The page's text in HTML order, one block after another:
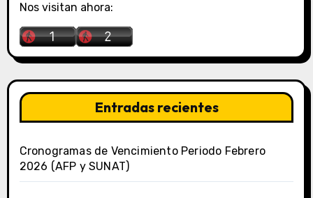
Nos visitan ahora:
Entradas recientes
Cronogramas de Vencimiento Periodo Febrero
2026 (AFP y SUNAT)